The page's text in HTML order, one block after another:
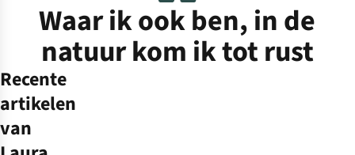
Waar ik ook ben, in de
natuur kom ik tot rust
Recente
artikelen
van